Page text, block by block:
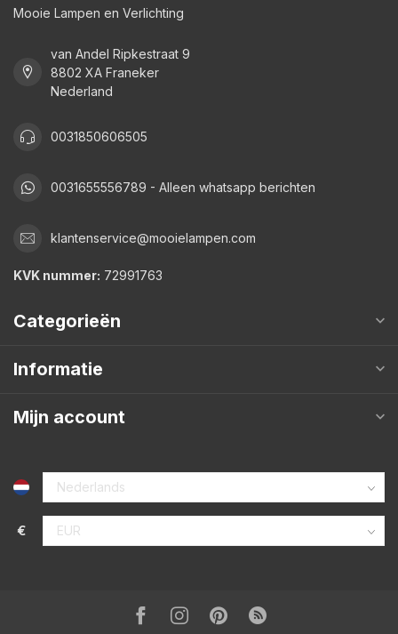
Mooie Lampen en Verlichting
van Andel Ripkestraat 9
8802 XA Franeker
Nederland
0031850606505
0031655556789 - Alleen whatsapp berichten
klantenservice@mooielampen.com
KVK nummer: 72991763
Categorieën
Informatie
Mijn account
€